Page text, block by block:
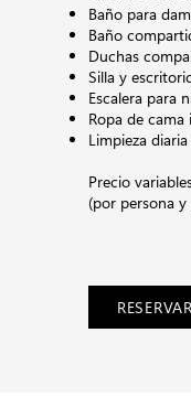
Baño para
Baño
Duchas
Silla y
Escalera para
Ropa de cama
Limpieza
Precio
(por persona